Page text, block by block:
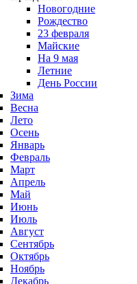
Новогодние
Рождество
23 февраля
Майские
На 9 мая
Летние
День России
Зима
Весна
Лето
Осень
Январь
Февраль
Март
Апрель
Май
Июнь
Июль
Август
Сентябрь
Октябрь
Ноябрь
Декабрь